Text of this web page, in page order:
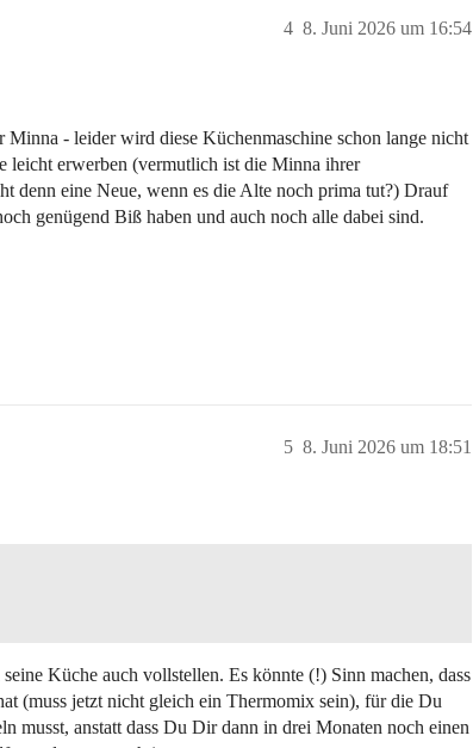
8. Juni 2026 um 16:54
4
- leider wird diese Küchenmaschine schon lange nicht
leicht erwerben (vermutlich ist die Minna ihrer
denn eine Neue, wenn es die Alte noch prima tut?) Drauf
genügend Biß haben und auch noch alle dabei sind.
8. Juni 2026 um 18:51
5
Küche auch vollstellen. Es könnte (!) Sinn machen, dass
(muss jetzt nicht gleich ein Thermomix sein), für die Du
musst, anstatt dass Du Dir dann in drei Monaten noch einen